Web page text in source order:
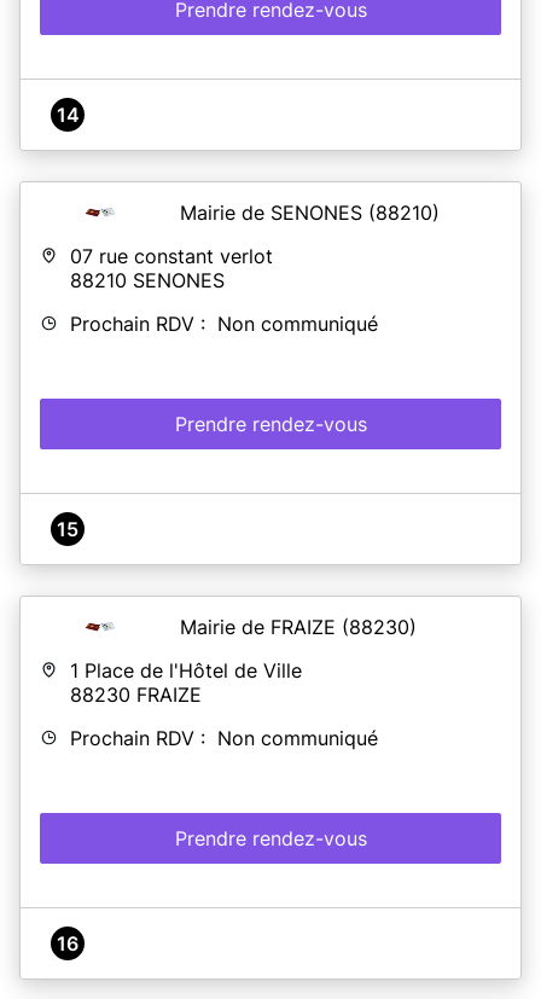
Prendre rendez-vous
14
Mairie de SENONES (88210)
07 rue constant verlot
88210 SENONES
Prochain RDV : Non communiqué
Prendre rendez-vous
15
Mairie de FRAIZE (88230)
1 Place de l'Hôtel de Ville
88230 FRAIZE
Prochain RDV : Non communiqué
Prendre rendez-vous
16